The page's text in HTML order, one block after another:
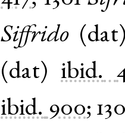
Siffrido (dat
(dat) ibid.
ibid. 900;